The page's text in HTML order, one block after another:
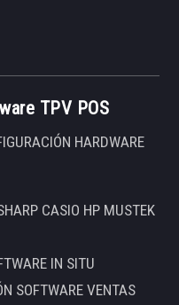
TPV POS
HARDWARE
CASIO HP MUSTEK
IN SITU
SOFTWARE VENTAS